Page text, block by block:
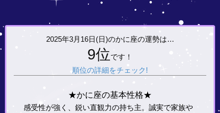
2025年3月16日(日)のかに座の運勢は…
9位です！
順位の詳細をチェック!
★かに座の基本性格★
感受性が強く、鋭い直観力の持ち主。誠実で家族や